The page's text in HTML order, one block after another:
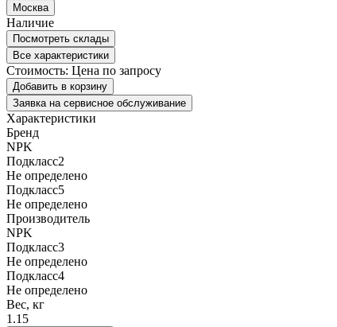
Москва
Наличие
Посмотреть склады
Все характеристики
Стоимость: Цена по запросу
Добавить в корзину
Заявка на сервисное обслуживание
Характеристики
Бренд
NPK
Подкласс2
Не определено
Подкласс5
Не определено
Производитель
NPK
Подкласс3
Не определено
Подкласс4
Не определено
Вес, кг
1.15